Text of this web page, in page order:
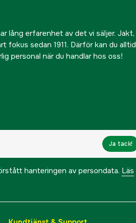
lång erfarenhet av det vi säljer. Jakt,
fokus sedan 1911. Därför kan du alltid
personal när du handlar hos oss!
Ja tack!
hanteringen av persondata. Läs